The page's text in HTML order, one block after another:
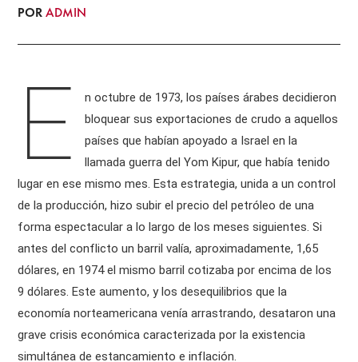
PORADMIN
E
n octubre de 1973, los países árabes decidieron
bloquear sus exportaciones de crudo a aquellos
países que habían apoyado a Israel en la
llamada guerra del Yom Kipur, que había tenido
lugar en ese mismo mes. Esta estrategia, unida a un control
de la producción, hizo subir el precio del petróleo de una
forma espectacular a lo largo de los meses siguientes. Si
antes del conflicto un barril valía, aproximadamente, 1,65
dólares, en 1974 el mismo barril cotizaba por encima de los
9 dólares. Este aumento, y los desequilibrios que la
economía norteamericana venía arrastrando, desataron una
grave crisis económica caracterizada por la existencia
simultánea de estancamiento e inflación.